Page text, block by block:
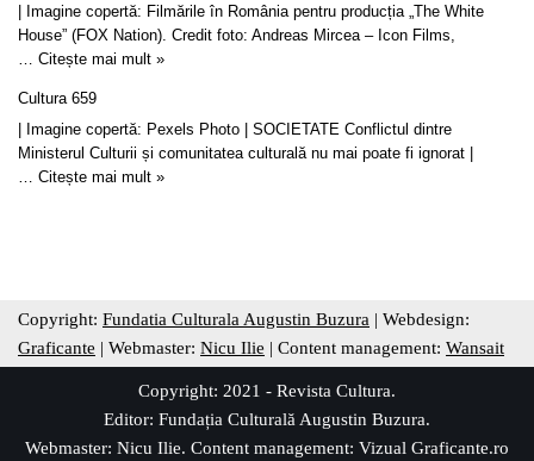
| Imagine copertă: Filmările în România pentru producția „The White
House” (FOX Nation). Credit foto: Andreas Mircea – Icon Films,
Citește mai mult »
Cultura 659
| Imagine copertă: Pexels Photo | SOCIETATE Conflictul dintre
Ministerul Culturii și comunitatea culturală nu mai poate fi ignorat |
… Citește mai mult »
Copyright: Fundatia Culturala Augustin Buzura | Webdesign:
Graficante | Webmaster: Nicu Ilie | Content management: Wansait
Copyright: 2021 - Revista Cultura.
Editor: Fundația Culturală Augustin Buzura.
Webmaster: Nicu Ilie. Content management: Vizual Graficante.ro